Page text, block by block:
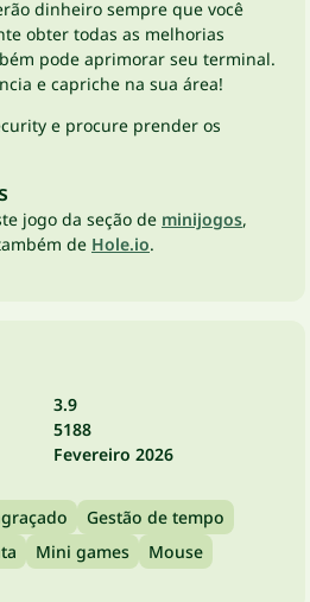
dinheiro sempre que você
obter todas as melhorias
pode aprimorar seu terminal.
e capriche na sua área!
e procure prender os
jogo da seção de minijogos,
de Hole.io.
3.9
5188
Fevereiro 2026
Gestão de tempo
Mini games Mouse